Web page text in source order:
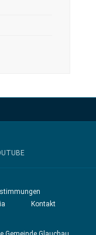
Kontakt